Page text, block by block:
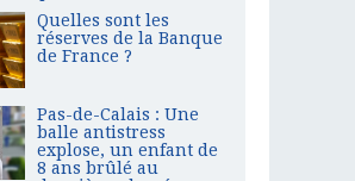
Quelles sont les
réserves de la Banque
de France ?
Pas-de-Calais : Une
balle antistress
explose, un enfant de
8 ans brûlé au